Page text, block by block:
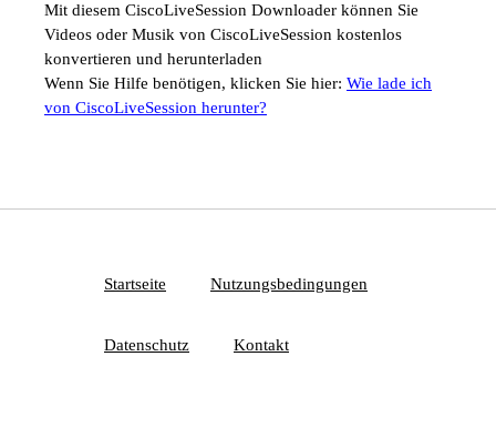
Mit diesem CiscoLiveSession Downloader können Sie
Videos oder Musik von CiscoLiveSession kostenlos
konvertieren und herunterladen
Wenn Sie Hilfe benötigen, klicken Sie hier: Wie lade ich
von CiscoLiveSession herunter?
Startseite Nutzungsbedingungen
Datenschutz Kontakt